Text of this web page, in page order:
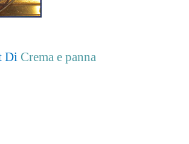
Di Crema e panna